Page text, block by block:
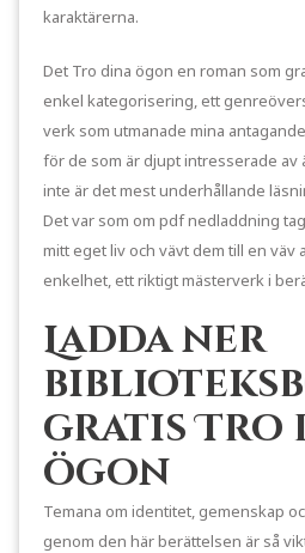
karaktärerna.
Det Tro dina ögon en roman som
enkel kategorisering, ett
verk som utmanade mina
för de som är djupt intresserade av
inte är det mest underhållande
Det var som om pdf nedladdning
mitt eget liv och vävt dem till en väv
enkelhet, ett riktigt mästerverk i
Ladda ner
gratis Tro
ögon
Temana om identitet, gemenskap
genom den här berättelsen är så